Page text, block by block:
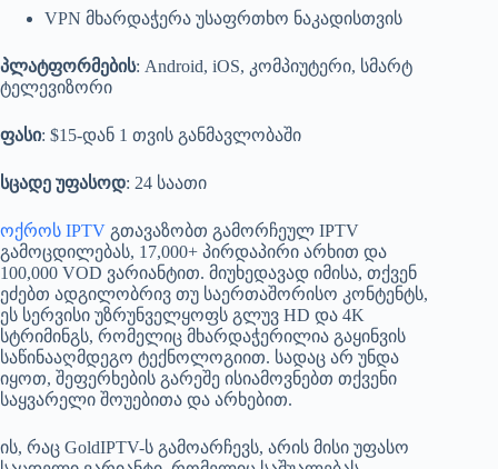
VPN მხარდაჭერა უსაფრთხო ნაკადისთვის
პლატფორმების: Android, iOS, კომპიუტერი, სმარტ
ტელევიზორი
ფასი: $15-დან 1 თვის განმავლობაში
სცადე უფასოდ: 24 საათი
ოქროს IPTV გთავაზობთ გამორჩეულ IPTV
გამოცდილებას, 17,000+ პირდაპირი არხით და
100,000 VOD ვარიანტით. მიუხედავად იმისა, თქვენ
ეძებთ ადგილობრივ თუ საერთაშორისო კონტენტს,
ეს სერვისი უზრუნველყოფს გლუვ HD და 4K
სტრიმინგს, რომელიც მხარდაჭერილია გაყინვის
საწინააღმდეგო ტექნოლოგიით. სადაც არ უნდა
იყოთ, შეფერხების გარეშე ისიამოვნებთ თქვენი
საყვარელი შოუებითა და არხებით.
ის, რაც GoldIPTV-ს გამოარჩევს, არის მისი უფასო